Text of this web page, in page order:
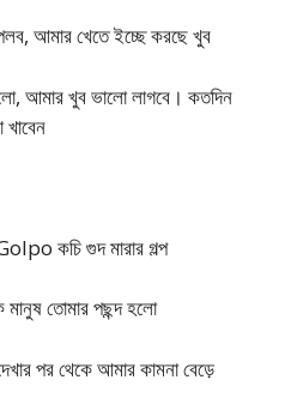
আমার খেতে ইচ্ছে করছে খুব
আমার খুব ভালো লাগবে। কতদিন
কচি গুদ মারার গল্প
তোমার পছন্দ হলো
পর থেকে আমার কামনা বেড়ে